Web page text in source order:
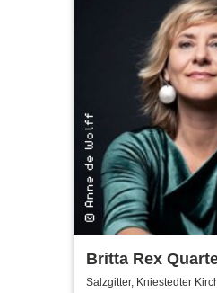
Britta Rex
Witches, Queens
Salzgitter, Kniestedter